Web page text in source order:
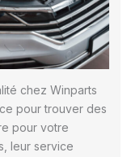
chez Winparts
pour trouver des
pour votre
leur service